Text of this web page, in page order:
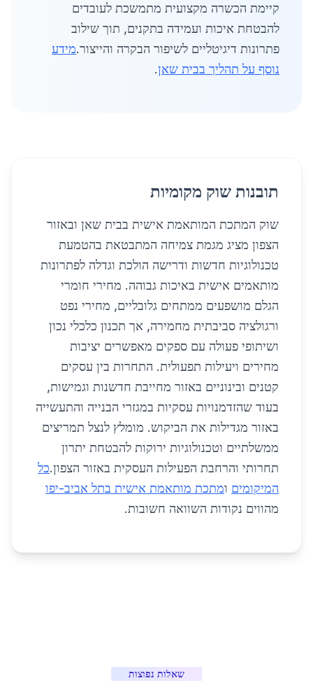
קיימת הכשרה מקצועית מתמשכת לעובדים
להבטחת איכות ועמידה בתקנים, תוך שילוב
פתרונות דיגיטליים לשיפור הבקרה והייצור.מידע
נוסף על תהליך בבית שאן.
תובנות שוק מקומיות
שוק המתכת המותאמת אישית בבית שאן ובאזור
הצפון מציג מגמת צמיחה המתבטאת בהטמעת
טכנולוגיות חדשות ודרישה הולכת וגדלה לפתרונות
מותאמים אישית באיכות גבוהה. מחירי חומרי
הגלם מושפעים ממתחים גלובליים, מחירי נפט
ורגולציה סביבתית מחמירה, אך תכנון כלכלי נכון
ושיתופי פעולה עם ספקים מאפשרים יציבות
מחירים ויעילות תפעולית. התחרות בין עסקים
קטנים ובינוניים באזור מחייבת חדשנות וגמישות,
בעוד שהזדמנויות עסקיות במגזרי הבנייה והתעשייה
באזור מגדילות את הביקוש. מומלץ לנצל תמריצים
ממשלתיים וטכנולוגיות ירוקות להבטחת יתרון
תחרותי והרחבת הפעילות העסקית באזור הצפון.כל
המיקומים ומתכת מותאמת אישית בתל אביב-יפו
מהווים נקודות השוואה חשובות.
שאלות נפוצות